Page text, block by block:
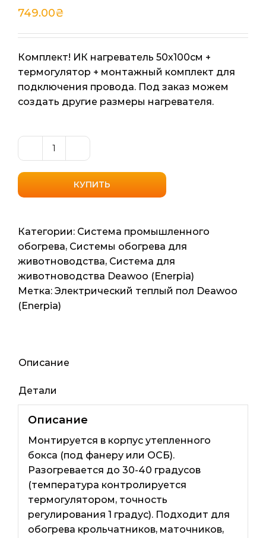
749.00₴
Комплект! ИК нагреватель 50х100см +
термогулятор + монтажный комплект для
подключения провода. Под заказ можем
создать другие размеры нагревателя.
Количество
товара
Инфракрасная
пленка
обогрева
кролятников,
маточников,
крольчатников
КУПИТЬ
Категории: Система промышленного
обогрева, Системы обогрева для
животноводства, Система для
животноводства Deawoo (Enerpia)
Метка: Электрический теплый пол Deawoo
(Enerpia)
Описание
Детали
Описание
Монтируется в корпус утепленного
бокса (под фанеру или ОСБ).
Разогревается до 30-40 градусов
(температура контролируется
термогулятором, точность
регулирования 1 градус). Подходит для
обогрева крольчатников, маточников,